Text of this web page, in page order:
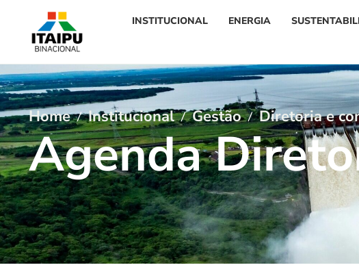
INSTITUCIONAL ENERGIA
Home Institucional Gestão Diretoria e
AgendaDireto